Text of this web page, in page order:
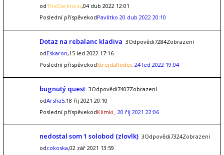
odTheDarkness,04 dub 2022 12:01
Poslední příspěvekodPavlitko 20 dub 2022 20:10
Dotaz na rebalanc kladiva 3Odpovědi7284Zobrazení
odEskaron,15 led 2022 17:16
Poslední příspěvekodStrejdaRodec 24 led 2022 19:04
bugnutý quest 3Odpovědi7407Zobrazení
odArsha5,18 říj 2021 20:10
Poslední příspěvekodKlimki_ 20 říj 2021 22:06
nedostal som 1 solobod (zlovlk) 3Odpovědi7324Zobrazení
odcokoska,02 zář 2021 13:59